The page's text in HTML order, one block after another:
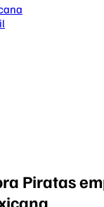
Piratas